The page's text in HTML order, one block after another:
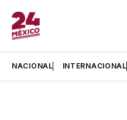
NACIONAL INTERNACIONAL